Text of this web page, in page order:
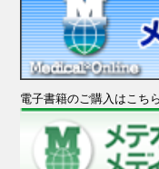
電子書籍のご購入はこち